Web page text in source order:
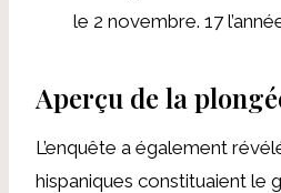
le 2 novembre. 17
Aperçu de la
L’enquête a également
hispaniques constituaient le